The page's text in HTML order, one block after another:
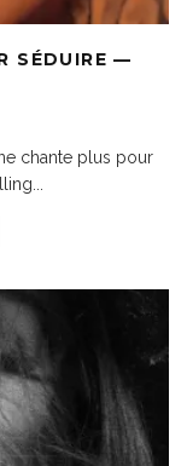
SÉDUIRE —
chante plus pour
...